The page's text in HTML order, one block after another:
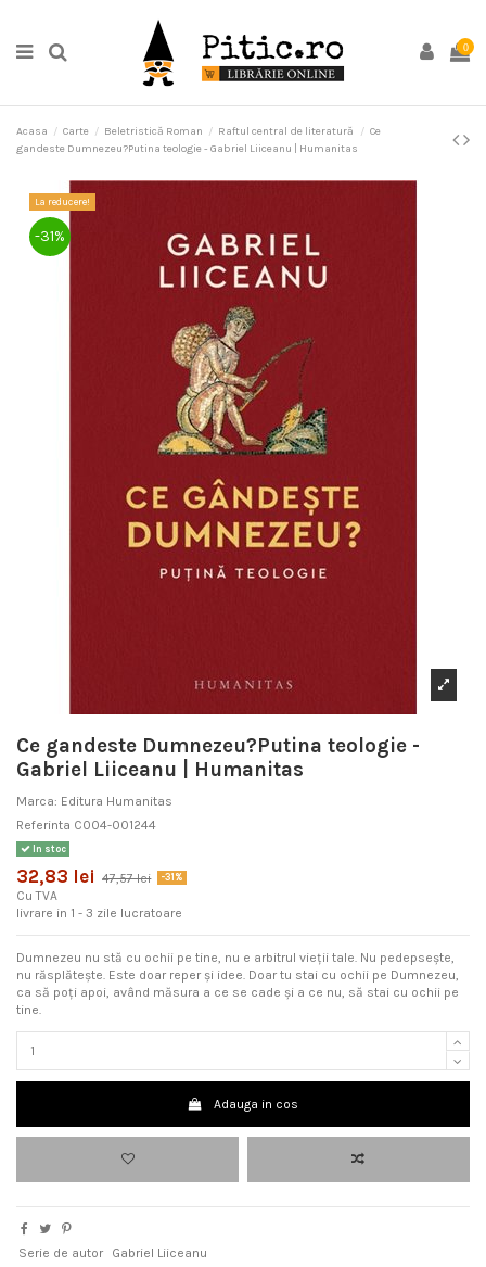
0
Acasa Carte Beletristică Roman Raftul central de literatură
Ce
gandeste Dumnezeu?Putina teologie - Gabriel Liiceanu | Humanitas
La reducere!
-31%
Ce gandeste Dumnezeu?Putina teologie -
Gabriel Liiceanu | Humanitas
Marca: Editura Humanitas
Referinta C004-001244
In stoc
32,83 lei 47,57 lei -31%
Cu TVA
livrare in 1 - 3 zile lucratoare
Dumnezeu nu stă cu ochii pe tine, nu e arbitrul vieții tale. Nu pedepsește,
nu răsplătește. Este doar reper și idee. Doar tu stai cu ochii pe Dumnezeu,
ca să poți apoi, având măsura a ce se cade și a ce nu, să stai cu ochii pe
tine.
Adauga in cos
Serie de autor
Gabriel Liiceanu